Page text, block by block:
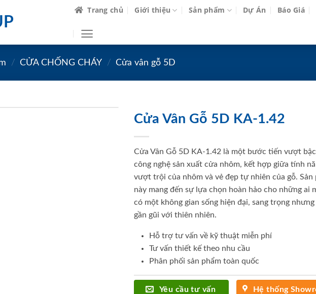
Trang chủ Giới thiệu Sản phẩm Dự Án Báo Giá
/ CỬA CHỐNG CHÁY / Cửa vân gỗ 5D
Cửa Vân Gỗ 5D KA-1.42
Cửa Vân Gỗ 5D KA-1.42 là một bước tiến vượt
công nghệ sản xuất cửa nhôm, kết hợp giữa tính
vượt trội của nhôm và vẻ đẹp tự nhiên của gỗ. Sản
này mang đến sự lựa chọn hoàn hảo cho những ai
có một không gian sống hiện đại, sang trọng nhưng
gần gũi với thiên nhiên.
Hỗ trợ tư vấn về kỹ thuật miễn phí
Tư vấn thiết kế theo nhu cầu
Phân phối sản phẩm toàn quốc
Yêu cầu tư vấn Hệ thống